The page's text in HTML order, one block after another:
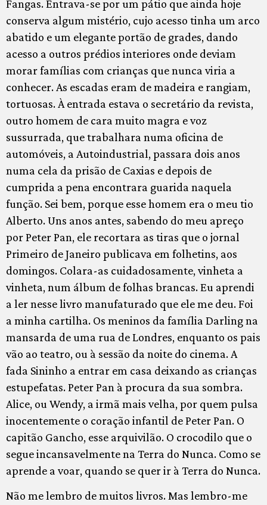
Fangas. Entrava-se por um pátio que ainda hoje
conserva algum mistério, cujo acesso tinha um arco
abatido e um elegante portão de grades, dando
acesso a outros prédios interiores onde deviam
morar famílias com crianças que nunca viria a
conhecer. As escadas eram de madeira e rangiam,
tortuosas. À entrada estava o secretário da revista,
outro homem de cara muito magra e voz
sussurrada, que trabalhara numa oficina de
automóveis, a Autoindustrial, passara dois anos
numa cela da prisão de Caxias e depois de
cumprida a pena encontrara guarida naquela
função. Sei bem, porque esse homem era o meu tio
Alberto. Uns anos antes, sabendo do meu apreço
por Peter Pan, ele recortara as tiras que o jornal
Primeiro de Janeiro publicava em folhetins, aos
domingos. Colara-as cuidadosamente, vinheta a
vinheta, num álbum de folhas brancas. Eu aprendi
a ler nesse livro manufaturado que ele me deu. Foi
a minha cartilha. Os meninos da família Darling na
mansarda de uma rua de Londres, enquanto os pais
vão ao teatro, ou à sessão da noite do cinema. A
fada Sininho a entrar em casa deixando as crianças
estupefatas. Peter Pan à procura da sua sombra.
Alice, ou Wendy, a irmã mais velha, por quem pulsa
inocentemente o coração infantil de Peter Pan. O
capitão Gancho, esse arquivilão. O crocodilo que o
segue incansavelmente na Terra do Nunca. Como se
aprende a voar, quando se quer ir à Terra do Nunca.
Não me lembro de muitos livros. Mas lembro-me